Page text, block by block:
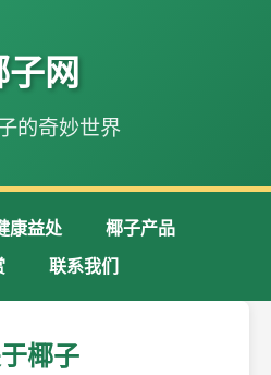
子网
的奇妙世界
康益处
椰子产品
联系我们
椰子